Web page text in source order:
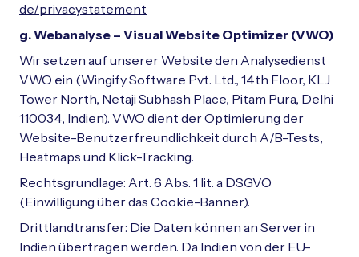
de/privacystatement
g. Webanalyse – Visual Website Optimizer (VWO)
Wir setzen auf unserer Website den Analysedienst
VWO ein (Wingify Software Pvt. Ltd., 14th Floor, KLJ
Tower North, Netaji Subhash Place, Pitam Pura, Delhi
110034, Indien). VWO dient der Optimierung der
Website-Benutzerfreundlichkeit durch A/B-Tests,
Heatmaps und Klick-Tracking.
Rechtsgrundlage: Art. 6 Abs. 1 lit. a DSGVO
(Einwilligung über das Cookie-Banner).
Drittlandtransfer: Die Daten können an Server in
Indien übertragen werden. Da Indien von der EU-